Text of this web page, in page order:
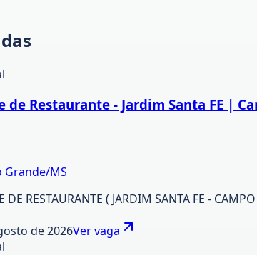
Restaurante - Jardim Santa FE |
Grande/MS
DE RESTAURANTE ( JARDIM SANTA FE -
de 2026Ver vaga